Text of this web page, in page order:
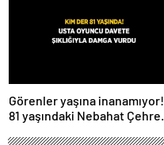
Görenler yaşına inanamıyor!
81 yaşındaki Nebahat Çehre